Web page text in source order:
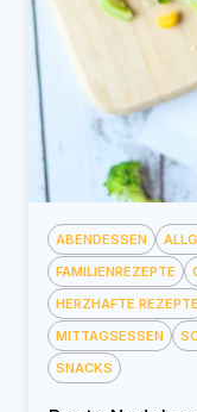
ABENDESSEN
FAMILIENREZEPTE
HERZHAFTE REZEPTE
MITTAGSESSEN
SNACKS